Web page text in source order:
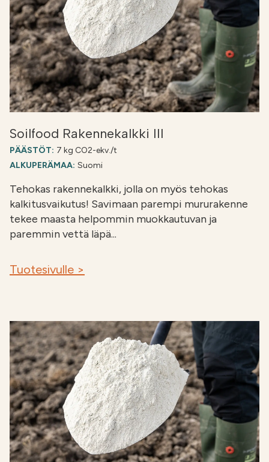
Soilfood Rakennekalkki III
PÄÄSTÖT: 7 kg CO2-ekv./t
ALKUPERÄMAA: Suomi
Tehokas rakennekalkki, jolla on myös tehokas
kalkitusvaikutus! Savimaan parempi mururakenne
tekee maasta helpommin muokkautuvan ja
paremmin vettä läpä...
Tuotesivulle >